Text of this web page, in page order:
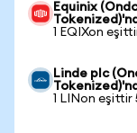
Equinix
1 EQIXon
Linde plc
1 LINon eşittir